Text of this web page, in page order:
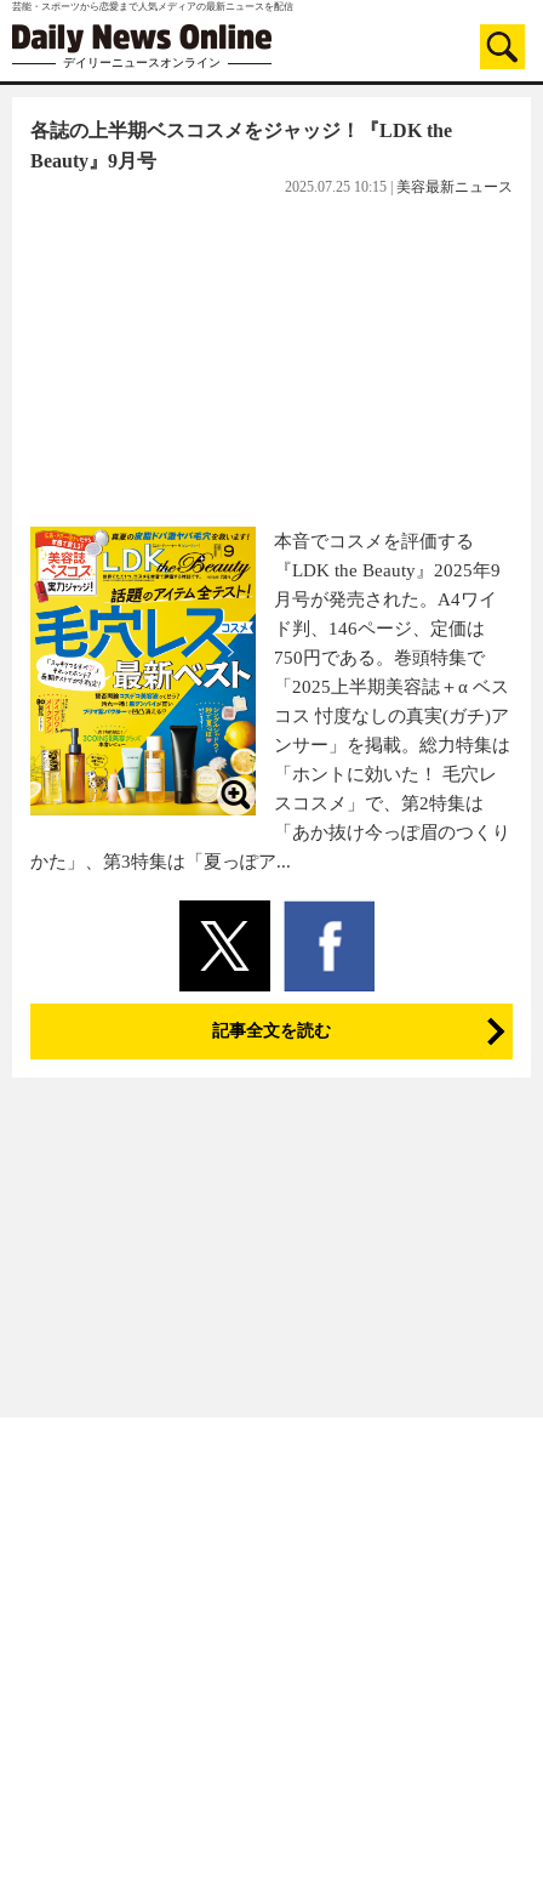
芸能・スポーツから恋愛まで人気メディアの最新ニュースを配信
デイリーニュースオンライン
各誌の上半期ベスコスメをジャッジ！『LDK the
Beauty』9月号
2025.07.25 10:15 美容最新ニュース
本音でコスメを評価する
『LDK the Beauty』2025年9
月号が発売された。A4ワイ
ド判、146ページ、定価は
750円である。巻頭特集で
「2025上半期美容誌＋α ベス
コス 忖度なしの真実(ガチ)ア
ンサー」を掲載。総力特集は
「ホントに効いた！ 毛穴レ
スコスメ」で、第2特集は
「あか抜け今っぽ眉のつくり
かた」、第3特集は「夏っぽア...
記事全文を読む